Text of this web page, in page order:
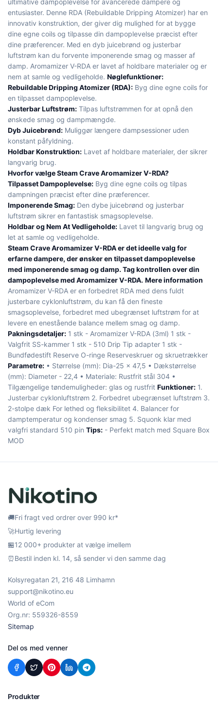
ultimative dampoplevelse for avancerede dampere og
entusiaster. Denne RDA (Rebuildable Dripping Atomizer) har en
innovativ konstruktion, der giver dig mulighed for at bygge
dine egne coils og tilpasse din dampoplevelse præcist efter
dine præferencer. Med en dyb juicebrønd og justerbar
luftstrøm kan du forvente imponerende smag og masser af
damp. Aromamizer V-RDA er lavet af holdbare materialer og er
nem at samle og vedligeholde. Nøglefunktioner:
Rebuildable Dripping Atomizer (RDA): Byg dine egne coils for
en tilpasset dampoplevelse.
Justerbar Luftstrøm: Tilpas luftstrømmen for at opnå den
ønskede smag og dampmængde.
Dyb Juicebrønd: Muliggør længere dampsessioner uden
konstant påfyldning.
Holdbar Konstruktion: Lavet af holdbare materialer, der sikrer
langvarig brug.
Hvorfor vælge Steam Crave Aromamizer V-RDA?
Tilpasset Dampoplevelse: Byg dine egne coils og tilpas
dampningen præcist efter dine præferencer.
Imponerende Smag: Den dybe juicebrønd og justerbar
luftstrøm sikrer en fantastisk smagsoplevelse.
Holdbar og Nem At Vedligeholde: Lavet til langvarig brug og
let at samle og vedligeholde.
Steam Crave Aromamizer V-RDA er det ideelle valg for
erfarne dampere, der ønsker en tilpasset dampoplevelse
med imponerende smag og damp. Tag kontrollen over din
dampoplevelse med Aromamizer V-RDA. Mere information
Aromamizer V-RDA er en forbedret RDA med dens fuldt
justerbare cyklonluftstrøm, du kan få den fineste
smagsoplevelse, forbedret med ubegrænset luftstrøm for at
levere en enestående balance mellem smag og damp.
Pakningsdetaljer: 1 stk - Aromamizer V-RDA (3ml) 1 stk -
Valgfrit SS-kammer 1 stk - 510 Drip Tip adapter 1 stk -
Bundfødestift Reserve O-ringe Reserveskruer og skruetrækker
Parametre: • Størrelse (mm): Dia-25 x 47,5 • Dækstørrelse
(mm): Diameter - 22,4 • Materiale: Rustfrit stål 304 •
Tilgængelige tøndemuligheder: glas og rustfrit Funktioner: 1.
Justerbar cyklonluftstrøm 2. Forbedret ubegrænset luftstrøm 3.
2-stolpe dæk For lethed og fleksibilitet 4. Balancer for
damptemperatur og kondenser smag 5. Squonk klar med
valgfri standard 510 pin Tips: - Perfekt match med Square Box
MOD
🚚Fri fragt ved ordrer over 990 kr*
🚀Hurtig levering
🏪12 000+ produkter at vælge imellem
⏰Bestil inden kl. 14, så sender vi den samme dag
Kolsyregatan 21, 216 48 Limhamn
support@nikotino.eu
World of eCom
Org.nr: 559326-8559
Sitemap
Del os med venner
Produkter